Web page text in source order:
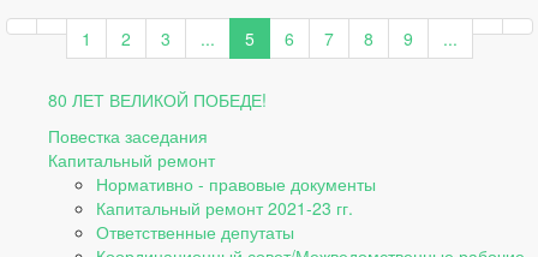
1 2 3 ... 5 6 7 8 9 ...
80 ЛЕТ ВЕЛИКОЙ ПОБЕДЕ!
Повестка заседания
Капитальный ремонт
Нормативно - правовые документы
Капитальный ремонт 2021-23 гг.
Ответственные депутаты